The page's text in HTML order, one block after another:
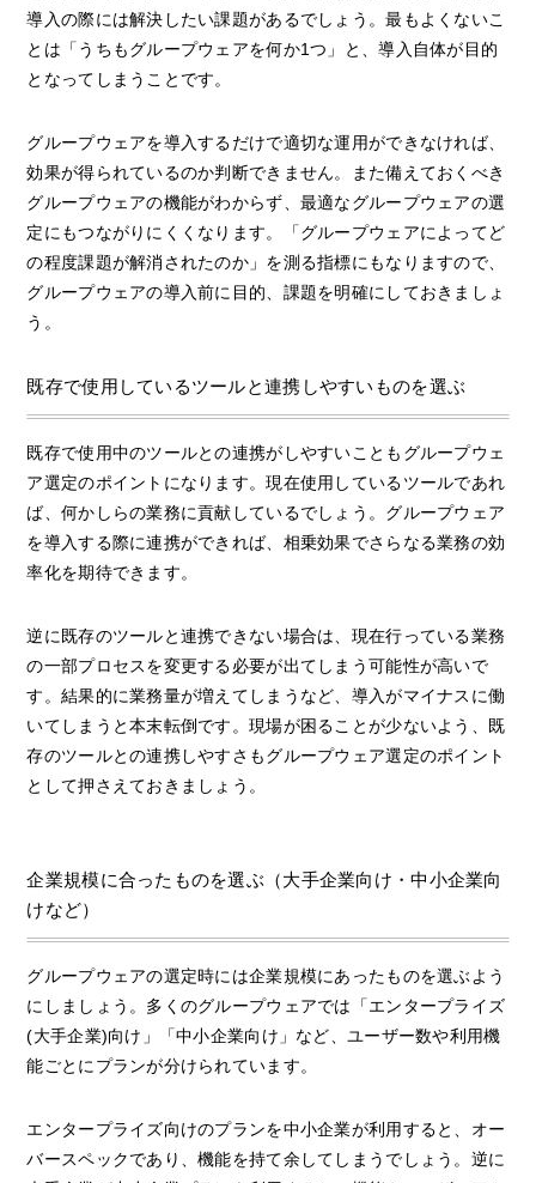
導入の際には解決したい課題があるでしょう。最もよくないこ
とは「うちもグループウェアを何か1つ」と、導入自体が目的
となってしまうことです。
グループウェアを導入するだけで適切な運用ができなければ、
効果が得られているのか判断できません。また備えておくべき
グループウェアの機能がわからず、最適なグループウェアの選
定にもつながりにくくなります。「グループウェアによってど
の程度課題が解消されたのか」を測る指標にもなりますので、
グループウェアの導入前に目的、課題を明確にしておきましょ
う。
既存で使用しているツールと連携しやすいものを選ぶ
既存で使用中のツールとの連携がしやすいこともグループウェ
ア選定のポイントになります。現在使用しているツールであれ
ば、何かしらの業務に貢献しているでしょう。グループウェア
を導入する際に連携ができれば、相乗効果でさらなる業務の効
率化を期待できます。
逆に既存のツールと連携できない場合は、現在行っている業務
の一部プロセスを変更する必要が出てしまう可能性が高いで
す。結果的に業務量が増えてしまうなど、導入がマイナスに働
いてしまうと本末転倒です。現場が困ることが少ないよう、既
存のツールとの連携しやすさもグループウェア選定のポイント
として押さえておきましょう。
企業規模に合ったものを選ぶ（大手企業向け・中小企業向
けなど）
グループウェアの選定時には企業規模にあったものを選ぶよう
にしましょう。多くのグループウェアでは「エンタープライズ
(大手企業)向け」「中小企業向け」など、ユーザー数や利用機
能ごとにプランが分けられています。
エンタープライズ向けのプランを中小企業が利用すると、オー
バースペックであり、機能を持て余してしまうでしょう。逆に